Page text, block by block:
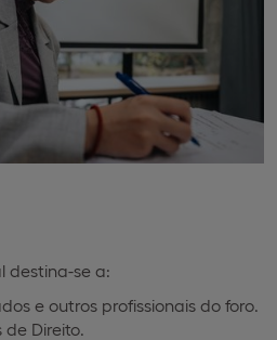
destina-se a:
e outros profissionais do foro.
de Direito.